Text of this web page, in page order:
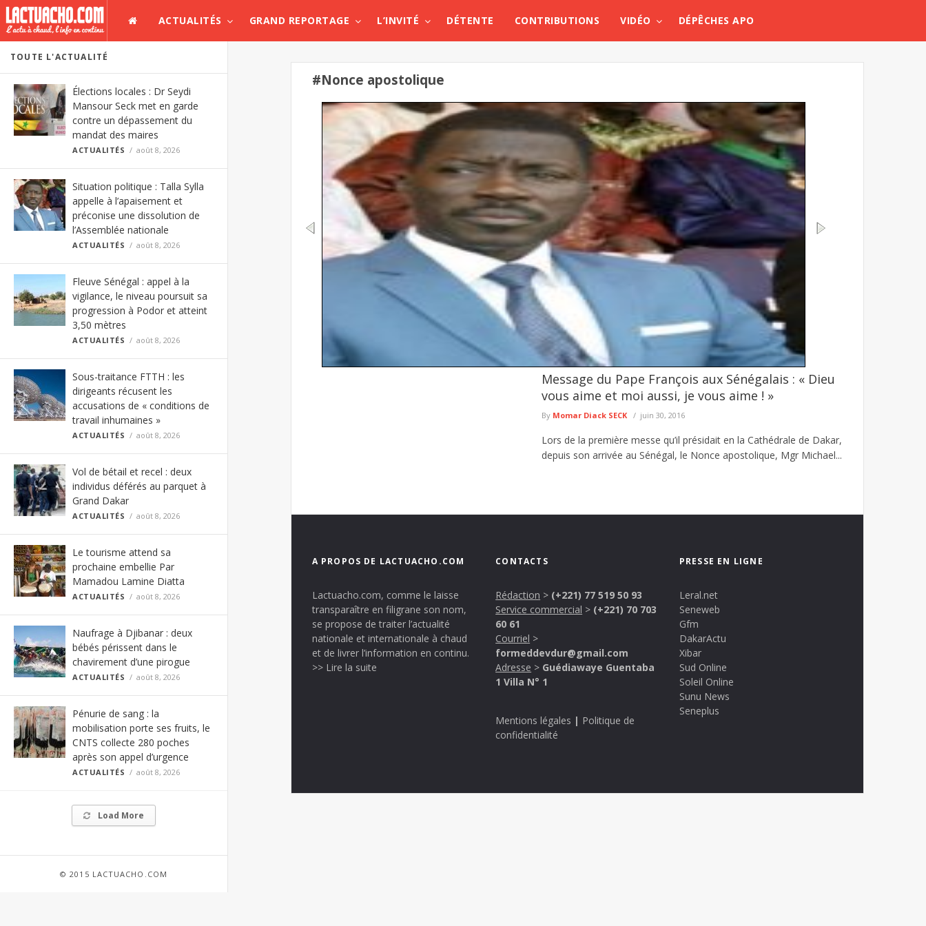
ACTUALITÉS GRAND REPORTAGE L’INVITÉ DÉTENTE CONTRIBUTIONS VIDÉO DÉPÊCHES APO
TOUTE L'ACTUALITÉ
Élections locales : Dr Seydi
Mansour Seck met en garde
contre un dépassement du
mandat des maires
ACTUALITÉS août 8, 2026
Situation politique : Talla Sylla
appelle à l’apaisement et
préconise une dissolution de
l’Assemblée nationale
ACTUALITÉS août 8, 2026
Fleuve Sénégal : appel à la
vigilance, le niveau poursuit sa
progression à Podor et atteint
3,50 mètres
ACTUALITÉS août 8, 2026
Sous-traitance FTTH : les
dirigeants récusent les
accusations de « conditions de
travail inhumaines »
ACTUALITÉS août 8, 2026
Vol de bétail et recel : deux
individus déférés au parquet à
Grand Dakar
ACTUALITÉS août 8, 2026
Le tourisme attend sa
prochaine embellie Par
Mamadou Lamine Diatta
ACTUALITÉS août 8, 2026
Naufrage à Djibanar : deux
bébés périssent dans le
chavirement d’une pirogue
ACTUALITÉS août 8, 2026
Pénurie de sang : la
mobilisation porte ses fruits, le
CNTS collecte 280 poches
après son appel d’urgence
ACTUALITÉS août 8, 2026
Load More
© 2015 LACTUACHO.COM
#Nonce apostolique
Situation politique : Talla Sylla appelle à l’apaisement et préconise une dissolution de l’Assemblée
Message du Pape François aux Sénégalais : « Dieu
vous aime et moi aussi, je vous aime ! »
By Momar Diack SECK juin 30, 2016
Lors de la première messe qu’il présidait en la Cathédrale de Dakar,
depuis son arrivée au Sénégal, le Nonce apostolique, Mgr Michael...
A PROPOS DE LACTUACHO.COM
Lactuacho.com, comme le laisse
transparaître en filigrane son nom,
se propose de traiter l’actualité
nationale et internationale à chaud
et de livrer l’information en continu.
>> Lire la suite
CONTACTS
Rédaction > (+221) 77 519 50 93
Service commercial > (+221) 70 703
60 61
Courriel >
formeddevdur@gmail.com
Adresse > Guédiawaye Guentaba
1 Villa N° 1
Mentions légales | Politique de
confidentialité
PRESSE EN LIGNE
Leral.net
Seneweb
Gfm
DakarActu
Xibar
Sud Online
Soleil Online
Sunu News
Seneplus